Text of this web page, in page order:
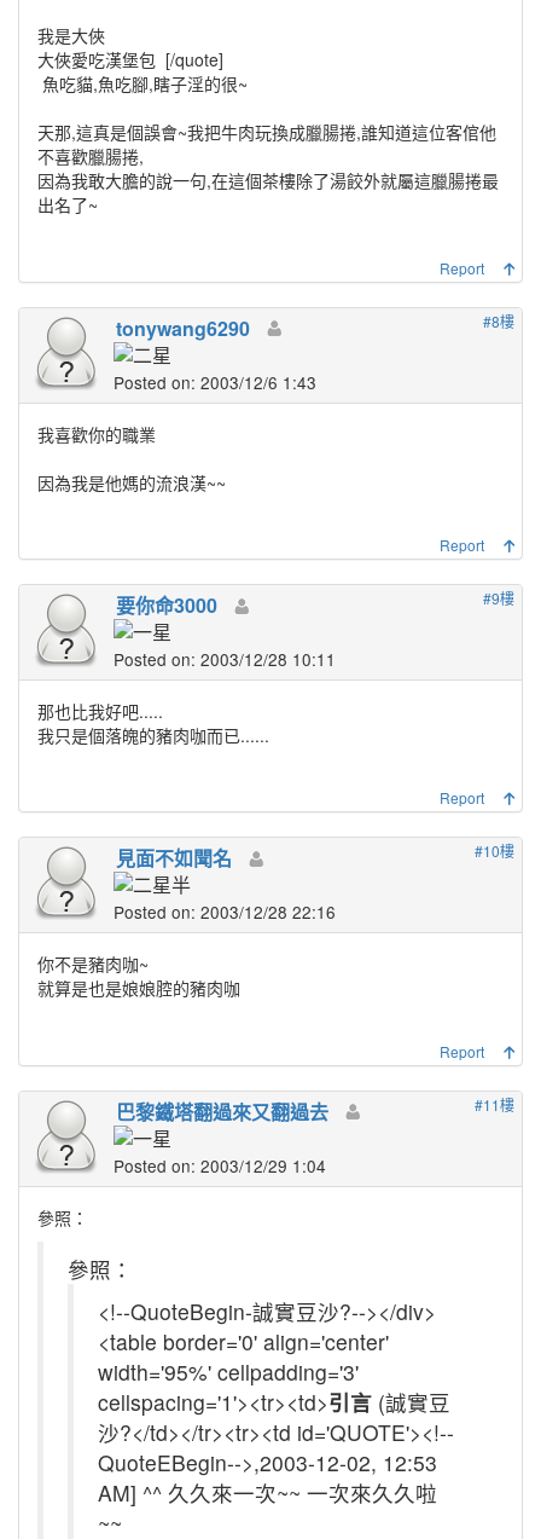
我是大俠
大俠愛吃漢堡包 [/quote]
魚吃貓,魚吃腳,瞎子淫的很~
天那,這真是個誤會~我把牛肉玩換成臘腸捲,誰知道這位客倌他
不喜歡臘腸捲,
因為我敢大膽的說一句,在這個茶樓除了湯餃外就屬這臘腸捲最
出名了~
Report
#8樓
tonywang6290
Posted on: 2003/12/6 1:43
我喜歡你的職業
因為我是他媽的流浪漢~~
Report
#9樓
要你命3000
Posted on: 2003/12/28 10:11
那也比我好吧.....
我只是個落魄的豬肉咖而已......
Report
#10樓
見面不如聞名
Posted on: 2003/12/28 22:16
你不是豬肉咖~
就算是也是娘娘腔的豬肉咖
Report
#11樓
巴黎鐵塔翻過來又翻過去
Posted on: 2003/12/29 1:04
參照：
參照：
<!--QuoteBegin-誠實豆沙?--></div>
<table border='0' align='center'
width='95%' cellpadding='3'
cellspacing='1'><tr><td>引言 (誠實豆
沙?</td></tr><tr><td id='QUOTE'><!--
QuoteEBegin-->,2003-12-02, 12:53
AM] ^^ 久久來一次~~ 一次來久久啦
~~